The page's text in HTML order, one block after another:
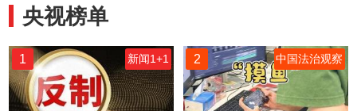
央视榜单
1 新闻1+1 2 中国法治观察